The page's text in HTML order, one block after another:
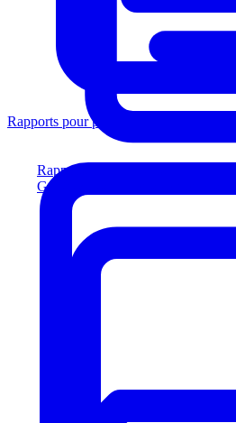
Rapports pour prêteurs
Générez des rapports conformes
Rapports pour prêteurs